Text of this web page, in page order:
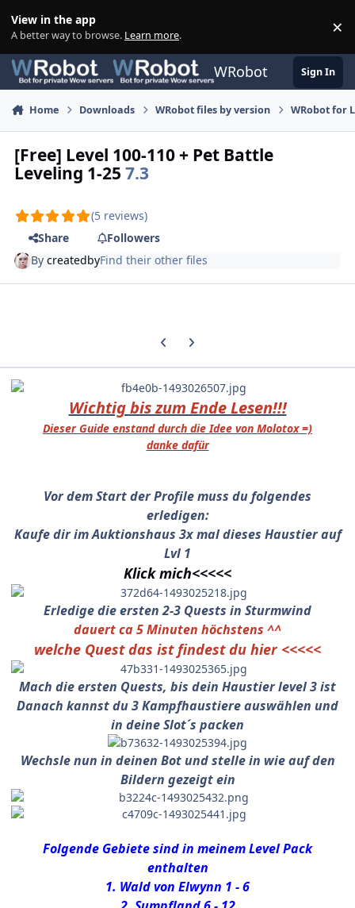
View in the app
A better way to browse. Learn more. ×
WRobot Sign In
Home Downloads WRobot files by version WRobot for
[Free] Level 100-110 + Pet Battle
Leveling 1-257.3
(5 reviews)
Share
Followers
BycreatedbyFind their other files
Previous carousel slide
Next carousel slide
Wichtig bis zum Ende Lesen!!!
Dieser Guide enstand durch die Idee von Molotox =)
danke dafür
Vor dem Start der Profile muss du folgendes
erledigen:
Kaufe dir im Auktionshaus 3x mal dieses Haustier auf
Lvl 1
Klick mich<<<<<
Erledige die ersten 2-3 Quests in Sturmwind
dauert ca 5 Minuten höchstens ^^
welche Quest das ist findest du hier <<<<<
Mach die ersten Quests, bis dein Haustier level 3 ist
Danach kannst du 3 Kampfhaustiere auswählen und
in deine Slot´s packen
Wechsle nun in deinen Bot und stelle in wie auf den
Bildern gezeigt ein
Folgende Gebiete sind in meinem Level Pack
enthalten
1. Wald von Elwynn 1 - 6